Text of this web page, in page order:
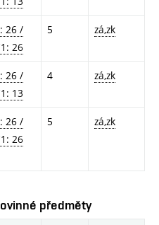
26 /
26
5 zá,zk
26 /
13
4 zá,zk
26 /
26
5 zá,zk
předměty